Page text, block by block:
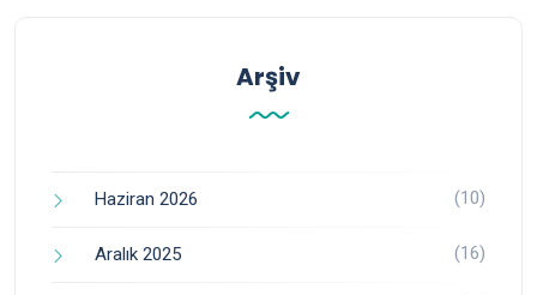
Arşiv
Haziran 2026 (10)
Aralık 2025 (16)